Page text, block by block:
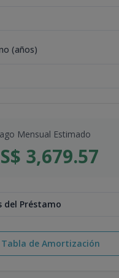
(años)
Mensual Estimado
3,679.57
del Préstamo
Tabla de Amortización